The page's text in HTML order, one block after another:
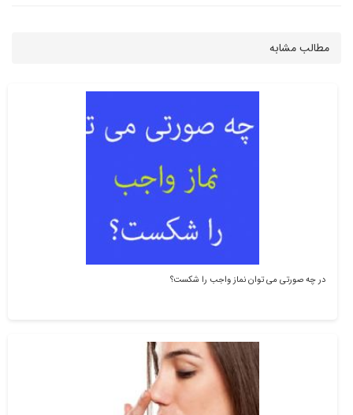
مطالب مشابه
در چه صورتی می توان نماز واجب را شکست؟